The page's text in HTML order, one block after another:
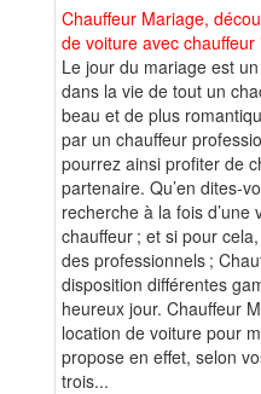
Chauffeur Mariage,
de voiture avec
Le jour du mariage est
dans la vie de tout un
beau et de plus
par un chauffeur
pourrez ainsi profiter de
partenaire. Qu’en dites-
recherche à la fois d’une
chauffeur ; et si pour
des professionnels ;
disposition différentes
heureux jour. Chauffeur
location de voiture pour
propose en effet, selon
trois...